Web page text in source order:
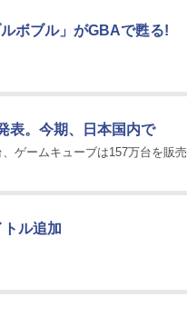
ボブル」がGBAで甦る!
表。今期、日本国内で
ゲームキューブは157万台を販売
ル追加